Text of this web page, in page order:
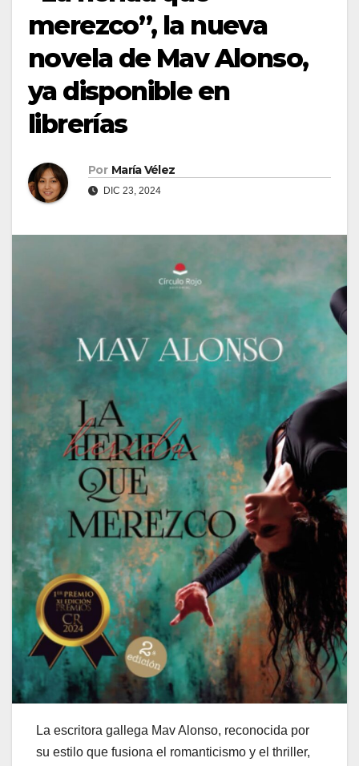
merezco”, la nueva
novela de Mav Alonso,
ya disponible en
librerías
Por María Vélez
DIC 23, 2024
La escritora gallega Mav Alonso, reconocida por
su estilo que fusiona el romanticismo y el thriller,